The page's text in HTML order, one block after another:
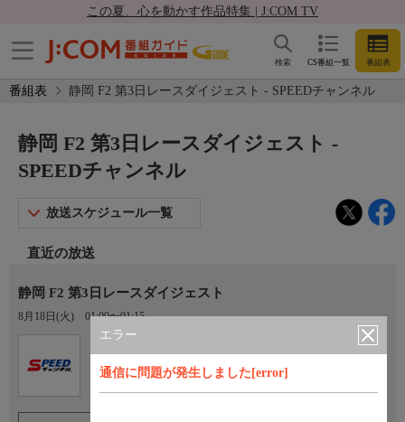
この夏、心を動かす作品特集 | J:COM TV
CS番組一覧 番組表
検索
番組表 静岡 F2 第3日レースダイジェスト - SPEEDチャンネル
エラー
通信に問題が発生しました[error]
静岡 F2 第3日レースダイジェスト -
SPEEDチャンネル
放送スケジュール一覧
直近の放送
静岡 F2 第3日レースダイジェスト
8月18日(火) 01:00〜01:15